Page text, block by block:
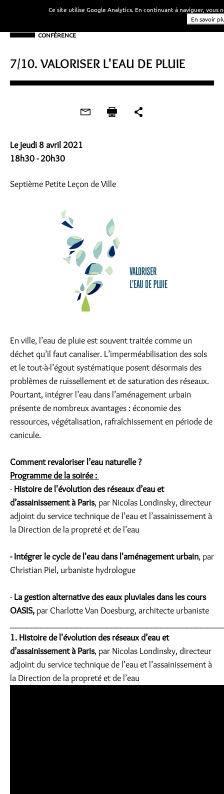
CONFÉRENCE
7/10. VALORISER L'EAU DE PLUIE
Le jeudi 8 avril 2021
18h30 - 20h30
Septième Petite Leçon de Ville
En ville, l’eau de pluie est souvent traitée comme un
déchet qu’il faut canaliser. L’imperméabilisation des sols
et le tout-à-l’égout systématique posent désormais des
problèmes de ruissellement et de saturation des réseaux.
Pourtant, intégrer l’eau dans l’aménagement urbain
présente de nombreux avantages : économie des
ressources, végétalisation, rafraîchissement en période de
canicule.
Comment revaloriser l’eau naturelle ?
Programme de la soirée :
- Histoire de l'évolution des réseaux d’eau et
d’assainissement à Paris, par Nicolas Londinsky, directeur
adjoint du service technique de l’eau et l’assainissement à
la Direction de la propreté et de l’eau
- Intégrer le cycle de l'eau dans l'aménagement urbain, par
Christian Piel, urbaniste hydrologue
- La gestion alternative des eaux pluviales dans les cours
OASIS, par Charlotte Van Doesburg, architecte urbaniste
1. Histoire de l'évolution des réseaux d’eau et
d’assainissement à Paris, par Nicolas Londinsky, directeur
adjoint du service technique de l’eau et l’assainissement à
la Direction de la propreté et de l’eau
Ce site utilise Google Analytics. En continuant à naviguer, vous
En savoir